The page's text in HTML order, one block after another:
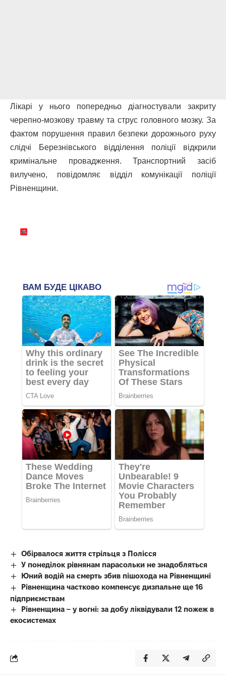
Лікарі у нього попередньо діагностували закриту
черепно-мозкову травму та струс головного мозку. За
фактом порушення правил безпеки дорожнього руху
слідчі Березнівського відділення поліції відкрили
кримінальне провадження. Транспортний засіб
вилучено, повідомляє відділ комунікації поліції
Рівненщини.
Обірвалося життя стрільця з Полісся
У понеділок рівнянам парасольки не знадобляться
Юний водій на смерть збив пішохода на Рівненщині
Рівненщина частково компенсує дизпальне ще 16
підприємствам
Рівненщина – у вогні: за добу ліквідували 12 пожеж в
екосистемах